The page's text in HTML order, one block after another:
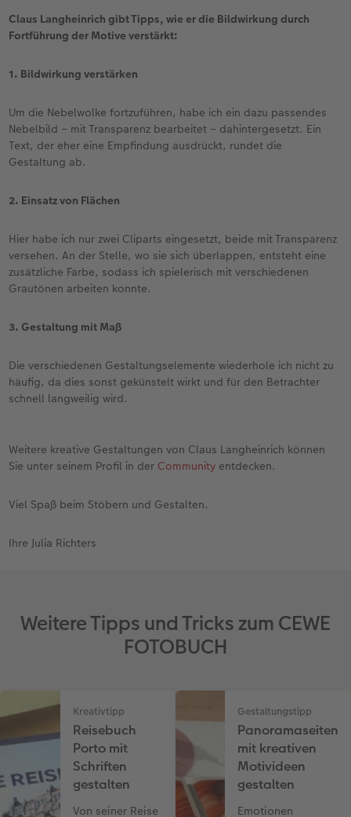
Claus Langheinrich gibt Tipps, wie er die Bildwirkung durch
Fortführung der Motive verstärkt:
1. Bildwirkung verstärken
Um die Nebelwolke fortzuführen, habe ich ein dazu passendes
Nebelbild – mit Transparenz bearbeitet – dahintergesetzt. Ein
Text, der eher eine Empfindung ausdrückt, rundet die
Gestaltung ab.
2. Einsatz von Flächen
Hier habe ich nur zwei Cliparts eingesetzt, beide mit Transparenz
versehen. An der Stelle, wo sie sich überlappen, entsteht eine
zusätzliche Farbe, sodass ich spielerisch mit verschiedenen
Grautönen arbeiten konnte.
3. Gestaltung mit Maß
Die verschiedenen Gestaltungselemente wiederhole ich nicht zu
häufig, da dies sonst gekünstelt wirkt und für den Betrachter
schnell langweilig wird.
Weitere kreative Gestaltungen von Claus Langheinrich können
Sie unter seinem Profil in der Community entdecken.
Viel Spaß beim Stöbern und Gestalten.
Ihre Julia Richters
Weitere Tipps und Tricks zum CEWE
FOTOBUCH
Kreativtipp
Reisebuch
Porto mit
Schriften
gestalten
Von seiner Reise
Gestaltungstipp
Panoramaseiten
mit kreativen
Motivideen
gestalten
Emotionen